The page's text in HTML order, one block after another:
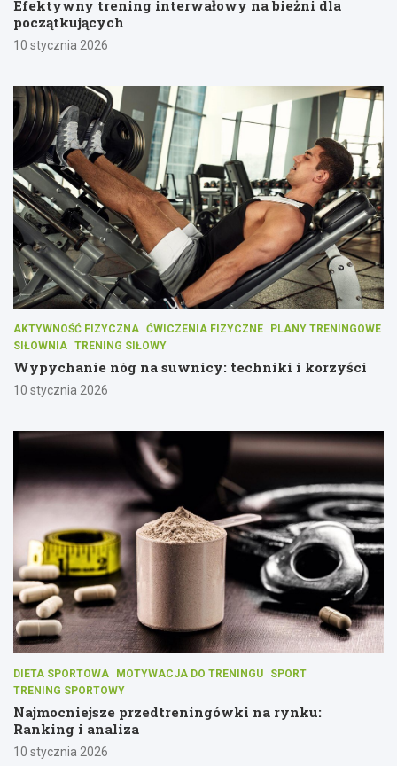
Efektywny trening interwałowy na bieżni dla
początkujących
10 stycznia 2026
AKTYWNOŚĆ FIZYCZNA ĆWICZENIA FIZYCZNE
PLANY TRENINGOWE
SIŁOWNIA TRENING SIŁOWY
Wypychanie nóg na suwnicy: techniki i korzyści
10 stycznia 2026
DIETA SPORTOWA MOTYWACJA DO TRENINGU
SPORT
TRENING SPORTOWY
Najmocniejsze przedtreningówki na rynku:
Ranking i analiza
10 stycznia 2026